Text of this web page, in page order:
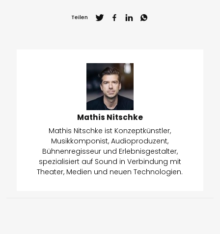
Teilen
Mathis Nitschke
Mathis Nitschke ist Konzeptkünstler,
Musikkomponist, Audioproduzent,
Bühnenregisseur und Erlebnisgestalter,
spezialisiert auf Sound in Verbindung mit
Theater, Medien und neuen Technologien.